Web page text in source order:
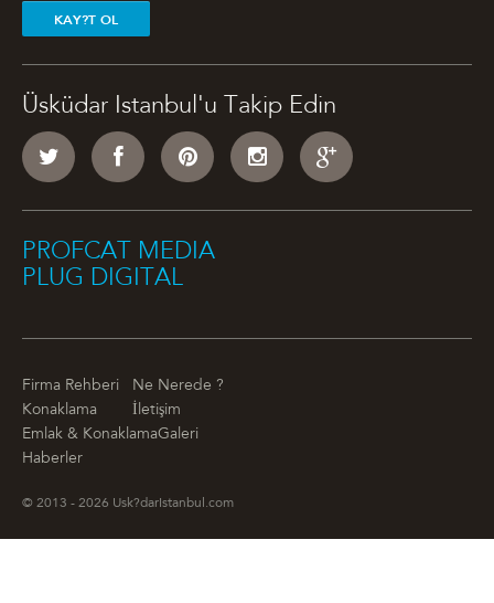
KAY?T OL
Üsküdar Istanbul'u Takip Edin
PROFCAT MEDIA
PLUG DIGITAL
Firma Rehberi
Ne Nerede ?
Konaklama
İletişim
Emlak & KonaklamaGaleri
Haberler
© 2013 - 2026 Usk?darIstanbul.com